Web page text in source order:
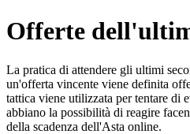
Offerte
La pratica di attendere gli ultimi
un'offerta vincente viene definita
tattica viene utilizzata per tentare di
abbiano la possibilità di reagire
della scadenza dell'Asta online.